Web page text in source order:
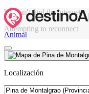
Animal
We can't find the internet
Attempting to reconnect
Localización